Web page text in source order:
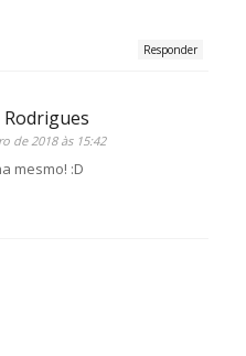
Responder
de 2018 às 15:42
mesmo! :D